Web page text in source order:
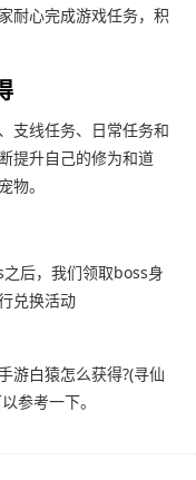
耐心完成游戏任务，积
支线任务、日常任务和
提升自己的修为和道
物。
后，我们领取boss身
兑换活动
游白猿怎么获得?(寻仙
参考一下。